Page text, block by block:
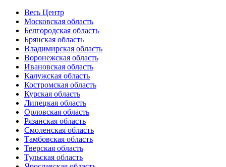
Весь Центр
Московская область
Белгородская область
Брянская область
Владимирская область
Воронежская область
Ивановская область
Калужская область
Костромская область
Курская область
Липецкая область
Орловская область
Рязанская область
Смоленская область
Тамбовская область
Тверская область
Тульская область